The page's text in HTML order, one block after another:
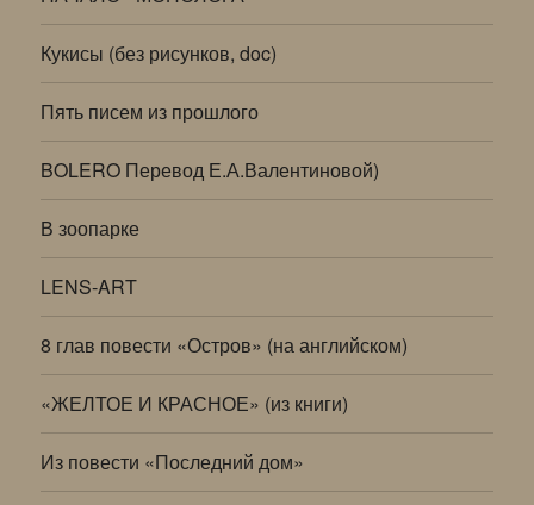
Кукисы (без рисунков, doc)
Пять писем из прошлого
BOLERO Перевод Е.А.Валентиновой)
В зоопарке
LENS-ART
8 глав повести «Остров» (на английском)
«ЖЕЛТОЕ И КРАСНОЕ» (из книги)
Из повести «Последний дом»